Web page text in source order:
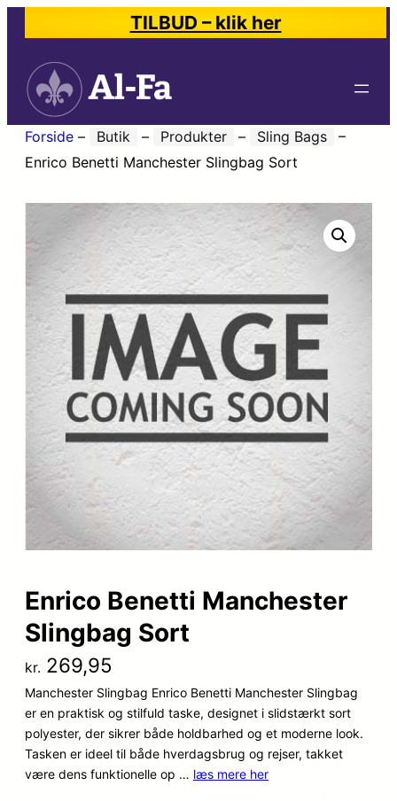
TILBUD – klik her
Forside – Butik – Produkter – Sling Bags
–
Enrico Benetti Manchester Slingbag Sort
Enrico Benetti Manchester
Slingbag Sort
kr. 269,95
Manchester Slingbag Enrico Benetti Manchester Slingbag
er en praktisk og stilfuld taske, designet i slidstærkt sort
polyester, der sikrer både holdbarhed og et moderne look.
Tasken er ideel til både hverdagsbrug og rejser, takket
være dens funktionelle op … læs mere her